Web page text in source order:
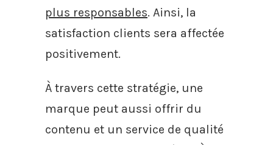
plus responsables. Ainsi, la
satisfaction clients sera affectée
positivement.
À travers cette stratégie, une
marque peut aussi offrir du
contenu et un service de qualité